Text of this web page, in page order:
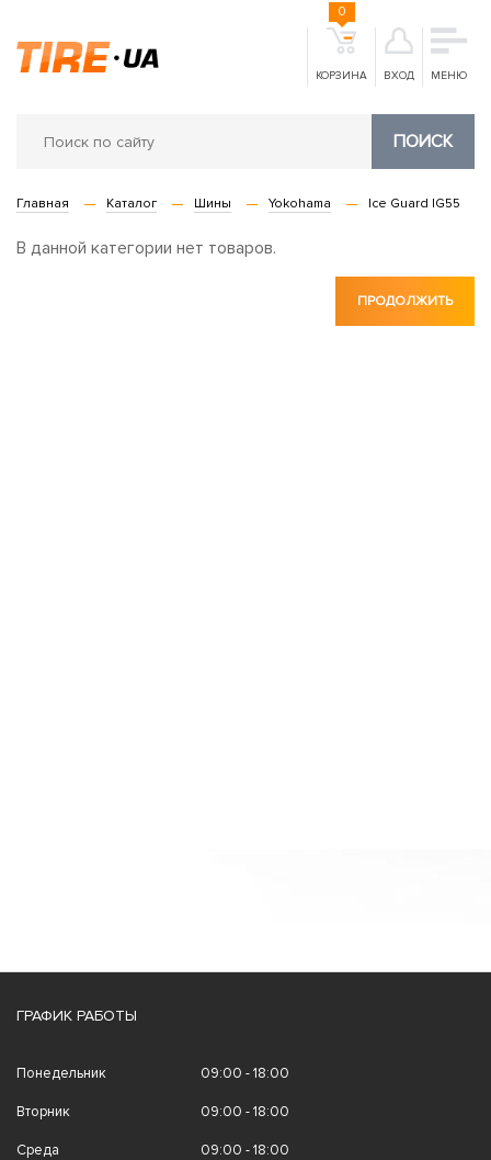
КОРЗИНА
0
ВХОД МЕНЮ
ПОИСК
Главная Каталог Шины Yokohama Ice Guard IG55
В данной категории нет товаров.
ПРОДОЛЖИТЬ
ГРАФИК РАБОТЫ
Понедельник 09:00 - 18:00
Вторник 09:00 - 18:00
Среда 09:00 - 18:00